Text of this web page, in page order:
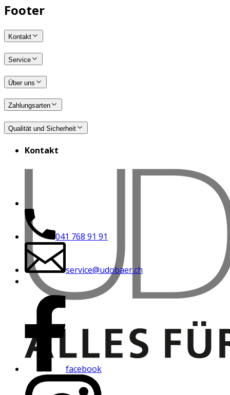
Footer
Kontakt
Service
Über uns
Zahlungsarten
Qualität und Sicherheit
Kontakt
041 768 91 91
service@udobaer.ch
facebook